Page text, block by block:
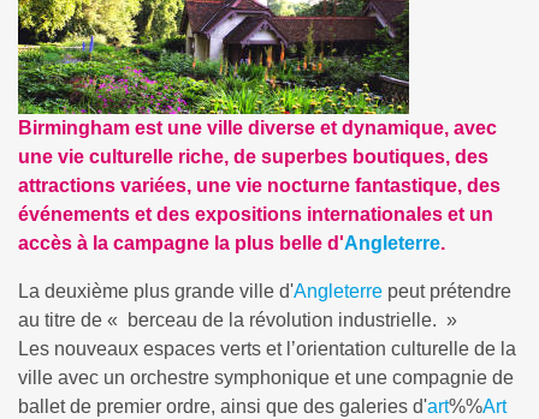
Birmingham est une ville diverse et dynamique, avec
une vie culturelle riche, de superbes boutiques, des
attractions variées, une vie nocturne fantastique, des
événements et des expositions internationales et un
accès à la campagne la plus belle d'Angleterre.
La deuxième plus grande ville d'Angleterre peut prétendre
au titre de « berceau de la révolution industrielle. »
Les nouveaux espaces verts et l’orientation culturelle de la
ville avec un orchestre symphonique et une compagnie de
ballet de premier ordre, ainsi que des galeries d'art%%Art